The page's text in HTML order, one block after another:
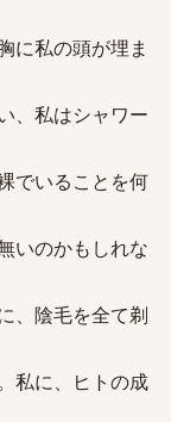
に私の頭が埋ま
、私はシャワー
でいることを何
いのかもしれな
、陰毛を全て剃
私に、ヒトの成